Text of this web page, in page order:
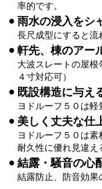
率的です。
● 雨水の浸入をシ
長尺成型にすると流
● 軒先、棟のアー
大波スレートの屋
４寸対応可）
● 既設構造に与え
ヨドルーフ５０は
● 美しく丈夫な仕
ヨドルーフ５０は
耐久性に優れ見違え
● 結露・騒音の心
結露防止、防音効果